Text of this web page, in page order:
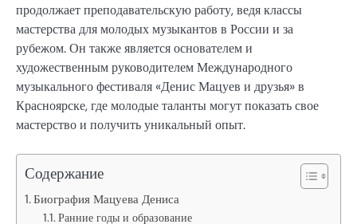
продолжает преподавательскую работу, ведя классы
мастерства для молодых музыкантов в России и за
рубежом. Он также является основателем и
художественным руководителем Международного
музыкального фестиваля «Денис Мацуев и друзья» в
Красноярске, где молодые таланты могут показать свое
мастерство и получить уникальный опыт.
Содержание
Биография Мацуева Дениса
Ранние годы и образование